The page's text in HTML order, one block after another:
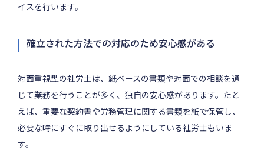
イスを行います。
確立された方法での対応のため安心感がある
対面重視型の社労士は、紙ベースの書類や対面での相談を通
じて業務を行うことが多く、独自の安心感があります。たと
えば、重要な契約書や労務管理に関する書類を紙で保管し、
必要な時にすぐに取り出せるようにしている社労士もいま
す。